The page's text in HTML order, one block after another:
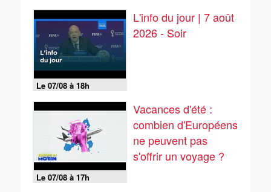
Le 07/08 à 18h
L'info du jour | 7 août
2026 - Soir
Le 07/08 à 17h
Vacances d'été :
combien d'Européens
ne peuvent pas
s'offrir un voyage ?